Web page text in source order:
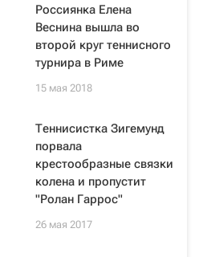
Россиянка Елена
Веснина вышла во
второй круг теннисного
турнира в Риме
15 мая 2018
Теннисистка Зигемунд
порвала
крестообразные связки
колена и пропустит
"Ролан Гаррос"
26 мая 2017